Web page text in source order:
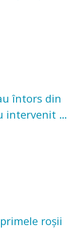
euro
întors din
intervenit la
roșii